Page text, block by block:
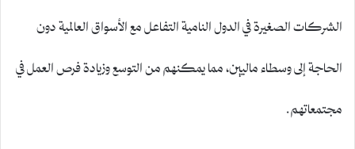
الشركات الصغيرة في الدول النامية التفاعل مع الأسواق العالمية دون
الحاجة إلى وسطاء ماليين، مما يمكنهم من التوسع وزيادة فرص العمل في
مجتمعاتهم.